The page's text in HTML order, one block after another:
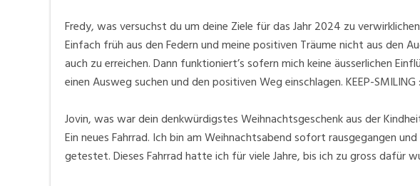
Fredy, was versuchst du um deine Ziele für das Jahr 2024 zu
Einfach früh aus den Federn und meine positiven Träume nicht aus den
auch zu erreichen. Dann funktioniert’s sofern mich keine äusserlichen
einen Ausweg suchen und den positiven Weg einschlagen. KEEP-SMILING
Jovin, was war dein denkwürdigstes Weihnachtsgeschenk aus der
Ein neues Fahrrad. Ich bin am Weihnachtsabend sofort rausgegangen
getestet. Dieses Fahrrad hatte ich für viele Jahre, bis ich zu gross dafür